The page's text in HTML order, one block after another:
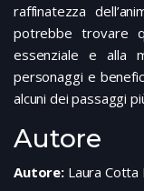
raffinatezza
potrebbe trovare
essenziale e alla
personaggi e
alcuni dei passaggi
Autore
Autore:Laura Cotta